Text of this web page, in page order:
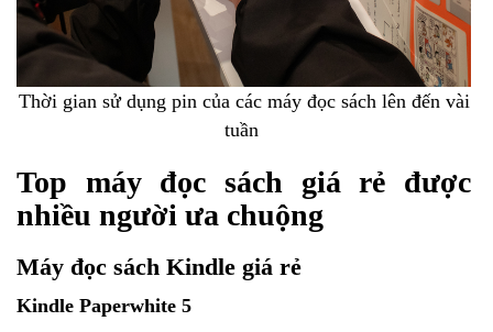
Thời gian sử dụng pin của các máy đọc sách lên đến vài
tuần
Top máy đọc sách giá rẻ được
nhiều người ưa chuộng
Máy đọc sách Kindle giá rẻ
Kindle Paperwhite 5